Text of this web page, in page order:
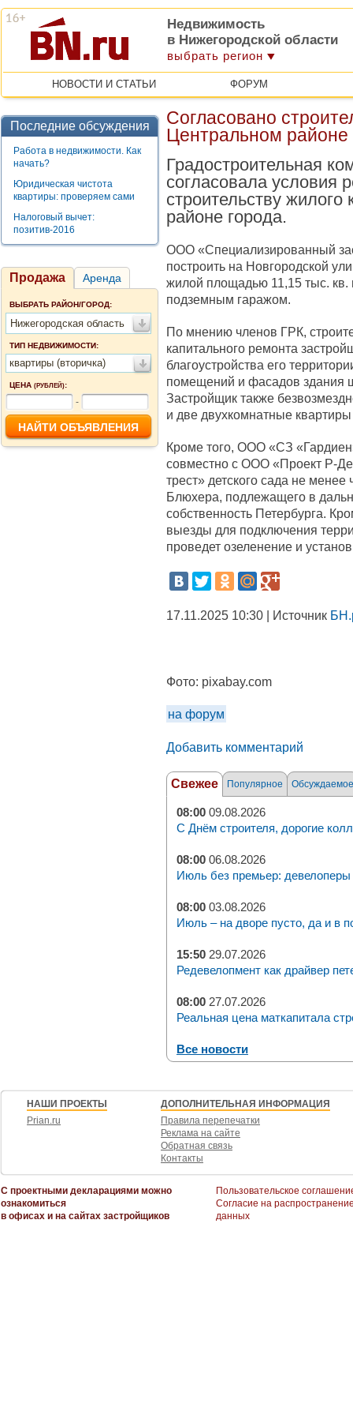
Недвижимость
в Нижегородской области
выбрать регион
НОВОСТИ И СТАТЬИ ФОРУМ
Последние обсуждения
Работа в недвижимости. Как
начать?
Юридическая чистота
квартиры: проверяем сами
Налоговый вычет:
позитив-2016
Продажа Аренда
ВЫБРАТЬ РАЙОН/ГОРОД:
Нижегородская область
ТИП НЕДВИЖИМОСТИ:
квартиры (вторичка)
ЦЕНА (РУБЛЕЙ):
-
Согласовано
Центральном районе
Градостроительная
согласовала условия
строительству
районе города.
ООО «Специализированный
построить на Новгородской
жилой площадью 11,15 тыс.
подземным гаражом.
По мнению членов ГРК,
капитального ремонта
благоустройства его
помещений и фасадов здания
Застройщик также
и две двухкомнатные
Кроме того, ООО «СЗ
совместно с ООО «Проект Р-
трест» детского сада не
Блюхера, подлежащего в
собственность Петербурга.
выезды для подключения
проведет озеленение и
17.11.2025 10:30 | Источник
Фото: pixabay.com
на форум
Добавить комментарий
Свежее Популярное Обсуждаемое
08:00 09.08.2026
С Днём строителя, дорогие
08:00 06.08.2026
Июль без премьер: девелоперы
08:00 03.08.2026
Июль – на дворе пусто, да и в
15:50 29.07.2026
Редевелопмент как драйвер
08:00 27.07.2026
Реальная цена маткапитала
Все новости
НАШИ ПРОЕКТЫ
Prian.ru
ДОПОЛНИТЕЛЬНАЯ ИНФОРМАЦИЯ
Правила перепечатки
Реклама на сайте
Обратная связь
Контакты
С проектными декларациями можно
ознакомиться
в офисах и на сайтах застройщиков
Пользовательское
Согласие на
данных